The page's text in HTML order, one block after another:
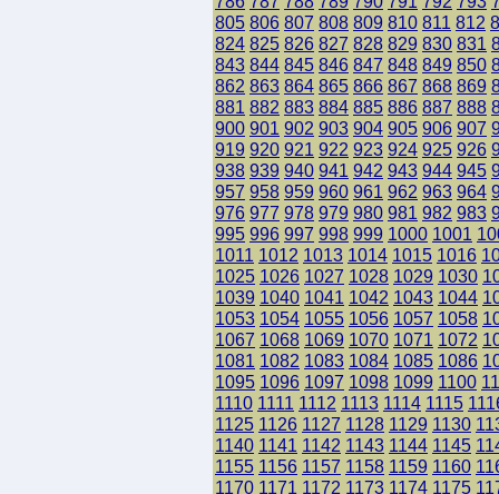
805 806 807 808 809 810 811 812
824 825 826 827 828 829 830 831
843 844 845 846 847 848 849 850
862 863 864 865 866 867 868 869
881 882 883 884 885 886 887 888
900 901 902 903 904 905 906 907
919 920 921 922 923 924 925 926
938 939 940 941 942 943 944 945
957 958 959 960 961 962 963 964
976 977 978 979 980 981 982 983
995 996 997 998 999 1000 1001
1011 1012 1013 1014 1015 1016
1025 1026 1027 1028 1029 1030
1039 1040 1041 1042 1043 1044
1053 1054 1055 1056 1057 1058
1067 1068 1069 1070 1071 1072
1081 1082 1083 1084 1085 1086
1095 1096 1097 1098 1099 1100
1110 1111 1112 1113 1114 1115
1125 1126 1127 1128 1129 1130
1140 1141 1142 1143 1144 1145
1155 1156 1157 1158 1159 1160
1170 1171 1172 1173 1174 1175